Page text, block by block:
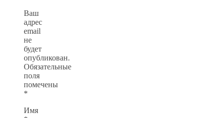
Ваш
адрес
email
не
будет
опубликован.
Обязательные
поля
помечены
*
Имя